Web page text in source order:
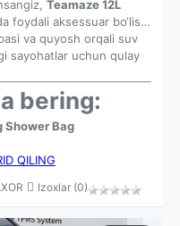
Teamaze 12L
foydali aksessuar bo‘lishi
va quyosh orqali suv
sayohatlar uchun qulay
bering:
Shower Bag
QILING
Izoxlar (0)